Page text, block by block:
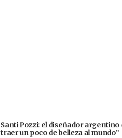
Santi Pozzi: el diseñador argentino
traer un poco de belleza al mundo”